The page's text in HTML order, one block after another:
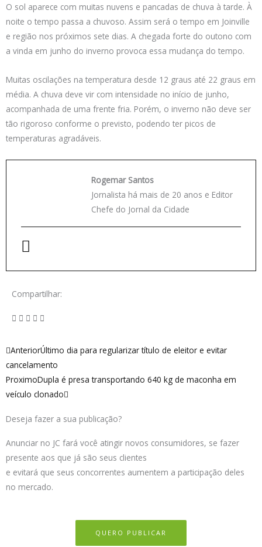
O sol aparece com muitas nuvens e pancadas de chuva à tarde. À
noite o tempo passa a chuvoso. Assim será o tempo em Joinville
e região nos próximos sete dias. A chegada forte do outono com
a vinda em junho do inverno provoca essa mudança do tempo.
Muitas oscilações na temperatura desde 12 graus até 22 graus em
média. A chuva deve vir com intensidade no início de junho,
acompanhada de uma frente fria. Porém, o inverno não deve ser
tão rigoroso conforme o previsto, podendo ter picos de
temperaturas agradáveis.
Rogemar Santos
Jornalista há mais de 20 anos e Editor
Chefe do Jornal da Cidade
Compartilhar:
Anterior
AnteriorÚltimo dia para regularizar título de eleitor e evitar
cancelamento
ProximoDupla é presa transportando 640 kg de maconha em
veículo clonado
Próximo
Deseja fazer a sua publicação?
Anunciar no JC fará você atingir novos consumidores, se fazer
presente aos que já são seus clientes
e evitará que seus concorrentes aumentem a participação deles
no mercado.
QUERO PUBLICAR